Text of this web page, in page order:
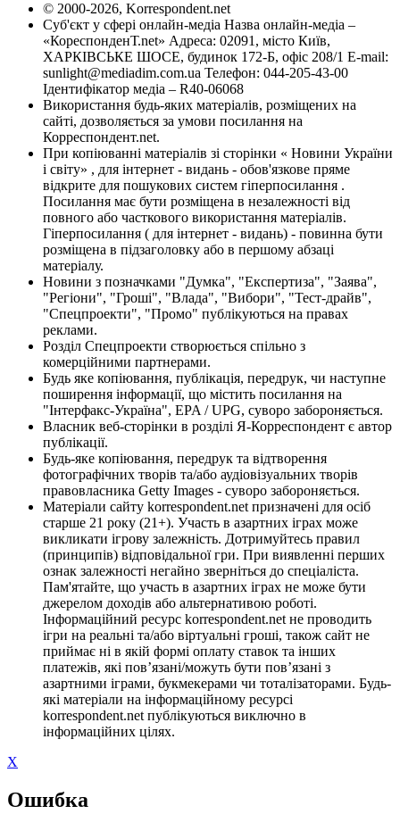
© 2000-2026, Korrespondent.net
Суб'єкт у сфері онлайн-медіа Назва онлайн-медіа –
«КореспонденТ.net» Адреса: 02091, місто Київ,
ХАРКІВСЬКЕ ШОСЕ, будинок 172-Б, офіс 208/1 E-mail:
sunlight@mediadim.com.ua Телефон: 044-205-43-00
Ідентифікатор медіа – R40-06068
Використання будь-яких матеріалів, розміщених на
сайті, дозволяється за умови посилання на
Корреспондент.net.
При копіюванні матеріалів зі сторінки « Новини України
і світу» , для інтернет - видань - обов'язкове пряме
відкрите для пошукових систем гіперпосилання .
Посилання має бути розміщена в незалежності від
повного або часткового використання матеріалів.
Гіперпосилання ( для інтернет - видань) - повинна бути
розміщена в підзаголовку або в першому абзаці
матеріалу.
Новини з позначками "Думка", "Експертиза", "Заява",
"Регіони", "Гроші", "Влада", "Вибори", "Тест-драйв",
"Спецпроекти", "Промо" публікуються на правах
реклами.
Розділ Спецпроекти створюється спільно з
комерційними партнерами.
Будь яке копіювання, публікація, передрук, чи наступне
поширення інформації, що містить посилання на
"Інтерфакс-Україна", EPA / UPG, суворо забороняється.
Власник веб-сторінки в розділі Я-Корреспондент є автор
публікації.
Будь-яке копіювання, передрук та відтворення
фотографічних творів та/або аудіовізуальних творів
правовласника Getty Images - суворо забороняється.
Матеріали сайту korrespondent.net призначені для осіб
старше 21 року (21+). Участь в азартних іграх може
викликати ігрову залежність. Дотримуйтесь правил
(принципів) відповідальної гри. При виявленні перших
ознак залежності негайно зверніться до спеціаліста.
Пам'ятайте, що участь в азартних іграх не може бути
джерелом доходів або альтернативою роботі.
Інформаційний ресурс korrespondent.net не проводить
ігри на реальні та/або віртуальні гроші, також сайт не
приймає ні в якій формі оплату ставок та інших
платежів, які пов’язані/можуть бути пов’язані з
азартними іграми, букмекерами чи тоталізаторами. Будь-
які матеріали на інформаційному ресурсі
korrespondent.net публікуються виключно в
інформаційних цілях.
X
Ошибка